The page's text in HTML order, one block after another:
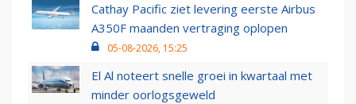
Cathay Pacific ziet levering eerste Airbus
A350F maanden vertraging oplopen
05-08-2026, 15:25
El Al noteert snelle groei in kwartaal met
minder oorlogsgeweld